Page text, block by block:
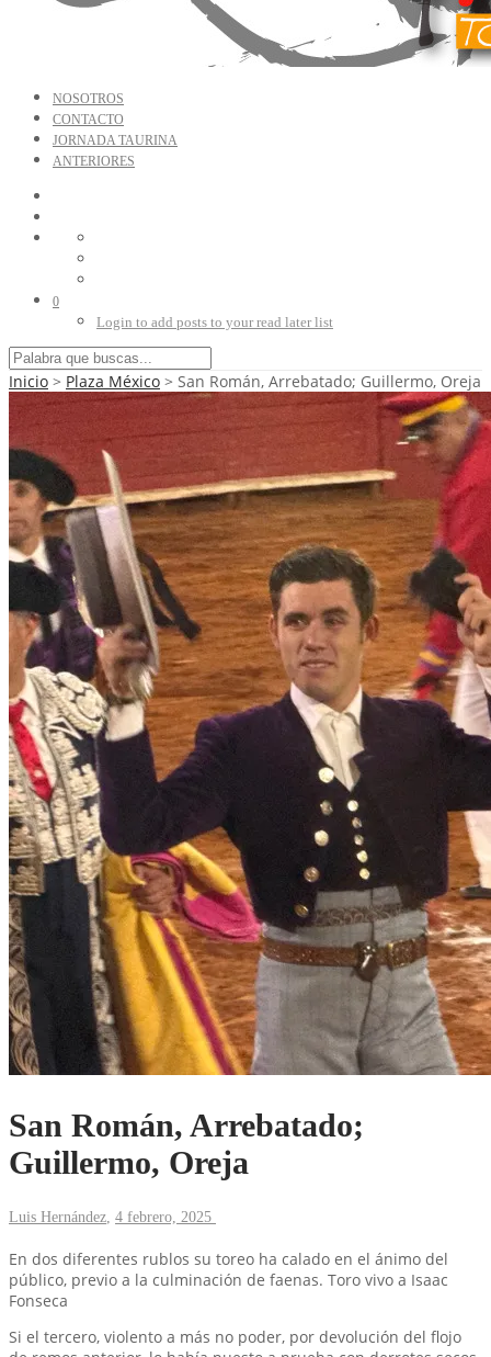
NOSOTROS
CONTACTO
JORNADA TAURINA
ANTERIORES
0
Login to add posts to your read later list
Inicio > Plaza México > San Román, Arrebatado; Guillermo, Oreja
San Román, Arrebatado;
Guillermo, Oreja
Luis Hernández, 4 febrero, 2025
En dos diferentes rublos su toreo ha calado en el ánimo del
público, previo a la culminación de faenas. Toro vivo a Isaac
Fonseca
Si el tercero, violento a más no poder, por devolución del flojo